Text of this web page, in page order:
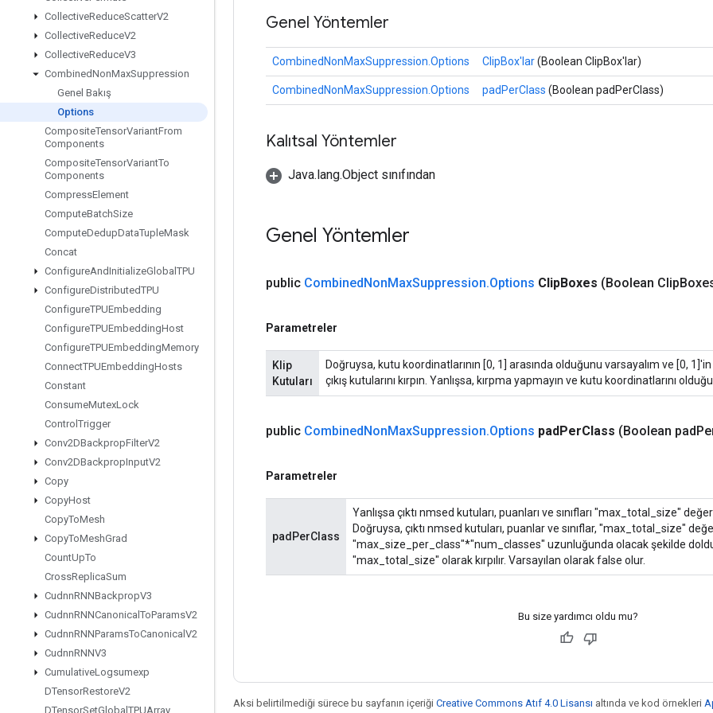
CollectiveReduceScatterV2
CollectiveReduceV2
CollectiveReduceV3
CombinedNonMaxSuppression
Genel Bakış
Options
CompositeTensorVariantFrom
Components
CompositeTensorVariantTo
Components
CompressElement
ComputeBatchSize
ComputeDedupDataTupleMask
Concat
ConfigureAndInitializeGlobal TPU
ConfigureDistributedTPU
ConfigureTPUEmbedding
ConfigureTPUEmbeddingHost
ConfigureTPUEmbeddingMemory
ConnectTPUEmbeddingHosts
Constant
ConsumeMutexLock
Control Trigger
Conv2DBackpropFilterV2
Conv2DBackpropInputV2
Copy
CopyHost
CopyToMesh
CopyToMeshGrad
CountUpTo
CrossReplicaSum
CudnnRNNBackpropV3
CudnnRNNCanonical ToParamsV2
CudnnRNNParamsToCanonical V2
CudnnRNNV3
CumulativeLogsumexp
DTensorRestoreV2
DTensorSetGlobal TPUArray
Genel Yöntemler
CombinedNonMaxSuppression.Options ClipBox'lar(Boolean ClipBox'lar)
CombinedNonMaxSuppression.Options padPerClass (Boolean padPerClass)
Kalıtsal Yöntemler
Java.lang.Object sınıfından
Genel Yöntemler
public CombinedNonMaxSuppression.Options ClipBoxes (Boolean Clip
Parametreler
Klip
Kutuları
Doğruysa, kutu koordinatlarının [0, 1] arasında olduğunu varsayalım ve [0,
çıkış kutularını kırpın. Yanlışsa, kırpma yapmayın ve kutu koordinatlarını
public CombinedNonMaxSuppression.Options padPerClass (Boolean pad
Parametreler
padPerClass
Yanlışsa çıktı nmsed kutuları, puanları ve sınıfları "max_total_size"
Doğruysa, çıktı nmsed kutuları, puanlar ve sınıflar, "max_total_size"
"max_size_per_class"*"num_classes" uzunluğunda olacak şekilde
"max_total_size" olarak kırpılır. Varsayılan olarak false olur.
Bu size yardımcı oldu mu?
Aksi belirtilmediği sürece bu sayfanın içeriği Creative Commons Atıf 4.0 Lisansı altında ve kod örnekleri